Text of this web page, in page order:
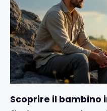
Scoprire il bambino